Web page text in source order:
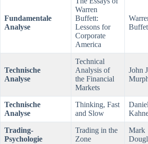
Fundamentale
Analyse
Warren
Buffett:
Lessons for
Corporate
America
Technische
Analyse
Technical
Analysis of
the Financial
Markets
John
Technische
Analyse
Thinking, Fast
and Slow
Daniel
Trading-
Psychologie
Trading in the
Zone
Mark